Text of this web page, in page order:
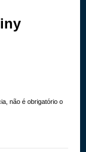
não é obrigatório o